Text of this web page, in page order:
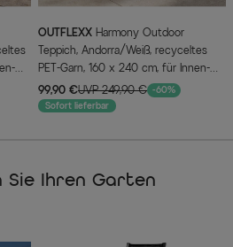
OUTFLEXX
Teppich, Andorra/Weiß, recyceltes
PET-Garn, 160 x 240 cm, für Innen-
und Außenbereiche geeignet
99,90 €UVP 249,90 € -60%
Sofort lieferbar
Sie Ihren Garten